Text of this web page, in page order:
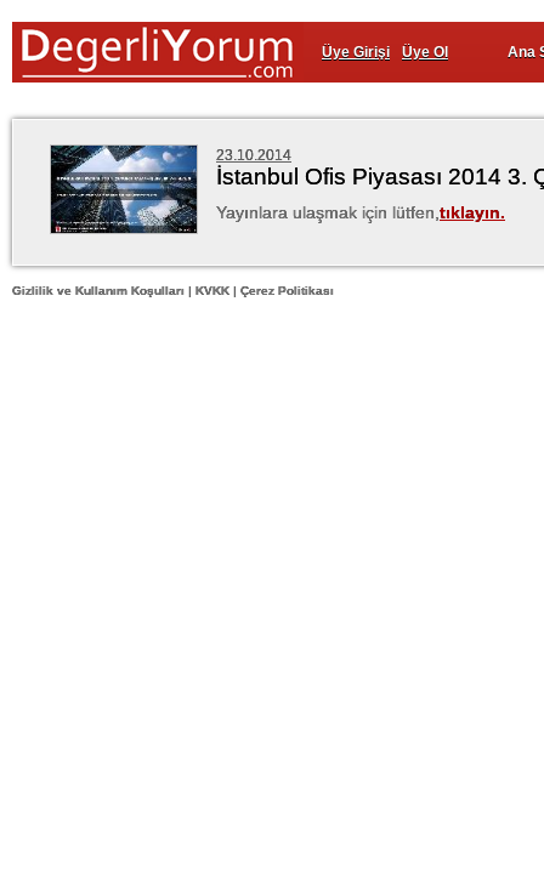
Üye Girişi Üye Ol Ana
23.10.2014
İstanbul Ofis Piyasası 2014 3.
Yayınlara ulaşmak için lütfen, tıklayın.
Gizlilik ve Kullanım Koşulları | KVKK | Çerez Politikası